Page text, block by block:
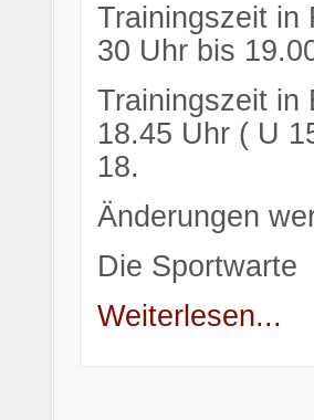
Trainingszeit in
30 Uhr bis
Trainingszeit in
18.45 Uhr ( U
18.
Änderungen
Die Sportwarte
Weiterlesen...